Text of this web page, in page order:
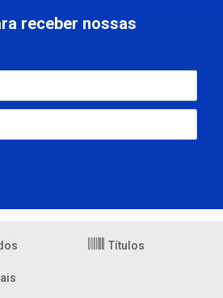
receber nossas
Títulos